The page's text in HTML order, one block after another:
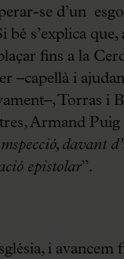
se d’un
s’explica que,
fins a la
–capellà i
Torras i
Armand
davant
epistolar”.
i avancem